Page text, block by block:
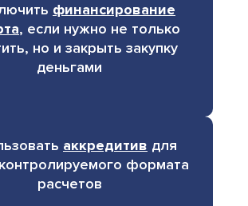
финансирование
, если нужно не только
но и закрыть закупку
деньгами
аккредитив для
формата
расчетов